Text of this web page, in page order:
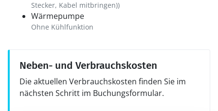
Stecker, Kabel mitbringen))
Wärmepumpe
Ohne Kühlfunktion
Neben- und Verbrauchskosten
Die aktuellen Verbrauchskosten finden Sie im
nächsten Schritt im Buchungsformular.